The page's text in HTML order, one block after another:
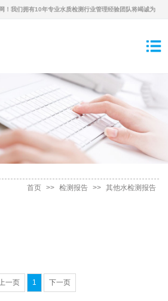
！我们拥有10年专业水质检测行业管理经验团队将竭诚为
首页 >> 检测报告 >> 其他水检测报告
一页 1 下一页